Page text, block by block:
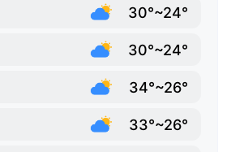
30°~24°
30°~24°
34°~26°
33°~26°